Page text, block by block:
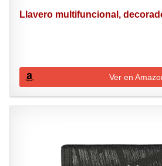
Llavero multifuncional,
Ver en